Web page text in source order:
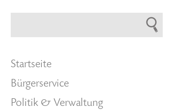
Startseite
Bürgerservice
Politik & Verwaltung